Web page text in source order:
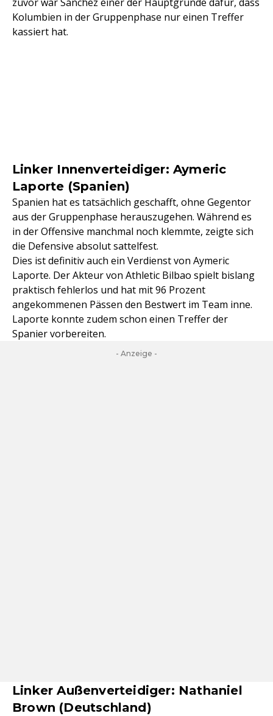
Kolumbien in der Gruppenphase nur einen Treffer
kassiert hat.
Linker Innenverteidiger: Aymeric
Laporte (Spanien)
Spanien hat es tatsächlich geschafft, ohne Gegentor
aus der Gruppenphase herauszugehen. Während es
in der Offensive manchmal noch klemmte, zeigte sich
die Defensive absolut sattelfest.
Dies ist definitiv auch ein Verdienst von Aymeric
Laporte. Der Akteur von Athletic Bilbao spielt bislang
praktisch fehlerlos und hat mit 96 Prozent
angekommenen Pässen den Bestwert im Team inne.
Laporte konnte zudem schon einen Treffer der
Spanier vorbereiten.
- Anzeige -
Linker Außenverteidiger: Nathaniel
Brown (Deutschland)